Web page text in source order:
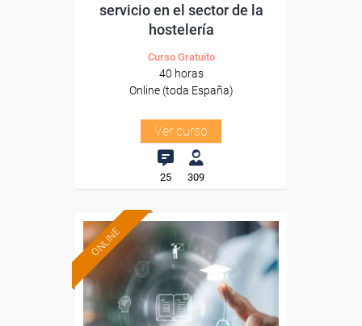
servicio en el sector de la
hostelería
Curso Gratuito
40 horas
Online (toda España)
Ver curso
25 309
ONLINE
Formación 100%
subvencionada.
Para desempleados,